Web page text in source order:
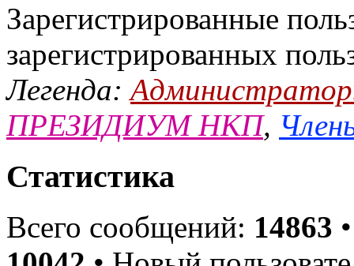
Зарегистрированные
зарегистрированных
Легенда:
ПРЕЗИДИУМ НКП,
Статистика
Всего сообщений: 14863